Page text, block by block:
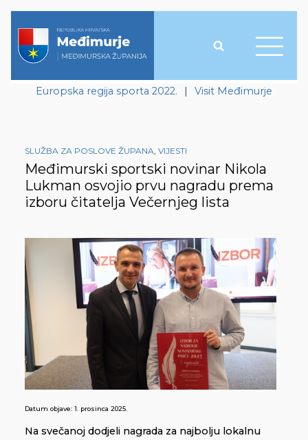
Europska regija sporta 2022. | Visit Međimurje
SLUŽBA ZA POSLOVE ŽUPANA, VIJESTI
Međimurski sportski novinar Nikola
Lukman osvojio prvu nagradu prema
izboru čitatelja Večernjeg lista
Datum objave: 1. prosinca 2025.
Na svečanoj dodjeli nagrada za najbolju lokalnu